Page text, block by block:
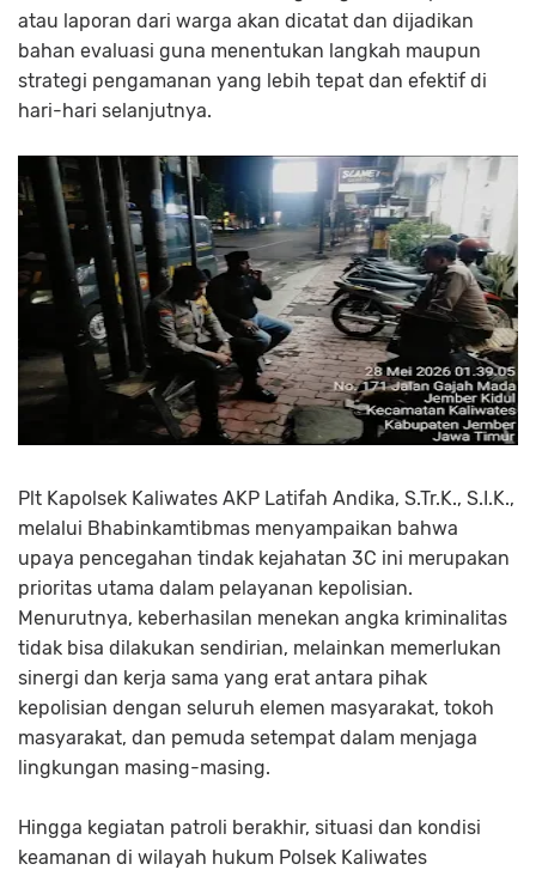
atau laporan dari warga akan dicatat dan dijadikan
bahan evaluasi guna menentukan langkah maupun
strategi pengamanan yang lebih tepat dan efektif di
hari-hari selanjutnya.
Plt Kapolsek Kaliwates AKP Latifah Andika, S.Tr.K., S.I.K.,
melalui Bhabinkamtibmas menyampaikan bahwa
upaya pencegahan tindak kejahatan 3C ini merupakan
prioritas utama dalam pelayanan kepolisian.
Menurutnya, keberhasilan menekan angka kriminalitas
tidak bisa dilakukan sendirian, melainkan memerlukan
sinergi dan kerja sama yang erat antara pihak
kepolisian dengan seluruh elemen masyarakat, tokoh
masyarakat, dan pemuda setempat dalam menjaga
lingkungan masing-masing.
Hingga kegiatan patroli berakhir, situasi dan kondisi
keamanan di wilayah hukum Polsek Kaliwates